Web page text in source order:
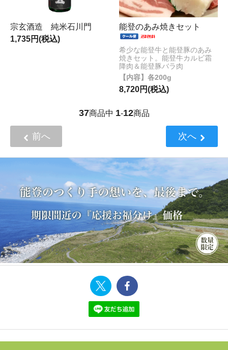
宗玄酒造 純米石川門
1,735円(税込)
能登のあみ焼きセット
希少な能登牛と能登豚のあみ
焼きセット。能登牛カルビ霜
降肉＆能登豚バラ肉
各200g
8,720円(税込)
37商品中 1-12商品
前へ 次へ